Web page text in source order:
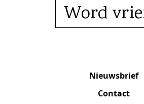
Word
Nieuwsbrief
Contact